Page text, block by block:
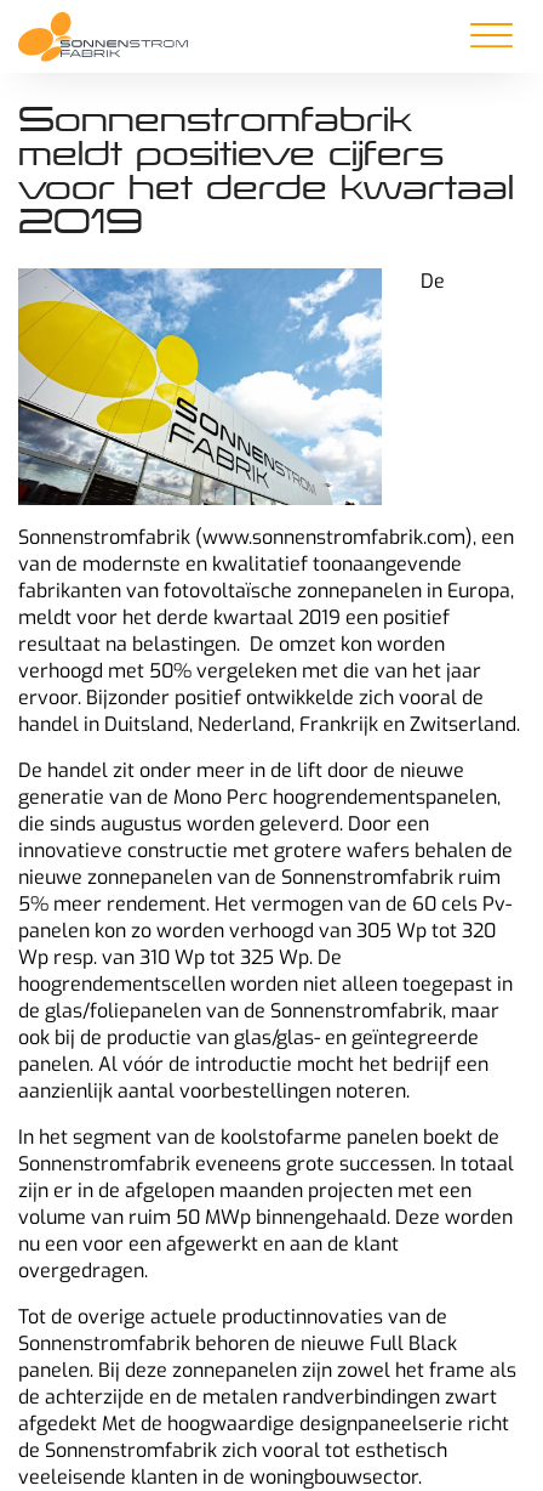
Sonnenstromfabrik
meldt positieve cijfers
voor het derde kwartaal
2019
De
Sonnenstromfabrik (www.sonnenstromfabrik.com), een
van de modernste en kwalitatief toonaangevende
fabrikanten van fotovoltaïsche zonnepanelen in Europa,
meldt voor het derde kwartaal 2019 een positief
resultaat na belastingen. De omzet kon worden
verhoogd met 50% vergeleken met die van het jaar
ervoor. Bijzonder positief ontwikkelde zich vooral de
handel in Duitsland, Nederland, Frankrijk en Zwitserland.
De handel zit onder meer in de lift door de nieuwe
generatie van de Mono Perc hoogrendementspanelen,
die sinds augustus worden geleverd. Door een
innovatieve constructie met grotere wafers behalen de
nieuwe zonnepanelen van de Sonnenstromfabrik ruim
5% meer rendement. Het vermogen van de 60 cels Pv-
panelen kon zo worden verhoogd van 305 Wp tot 320
Wp resp. van 310 Wp tot 325 Wp. De
hoogrendementscellen worden niet alleen toegepast in
de glas/foliepanelen van de Sonnenstromfabrik, maar
ook bij de productie van glas/glas- en geïntegreerde
panelen. Al vóór de introductie mocht het bedrijf een
aanzienlijk aantal voorbestellingen noteren.
In het segment van de koolstofarme panelen boekt de
Sonnenstromfabrik eveneens grote successen. In totaal
zijn er in de afgelopen maanden projecten met een
volume van ruim 50 MWp binnengehaald. Deze worden
nu een voor een afgewerkt en aan de klant
overgedragen.
Tot de overige actuele productinnovaties van de
Sonnenstromfabrik behoren de nieuwe Full Black
panelen. Bij deze zonnepanelen zijn zowel het frame als
de achterzijde en de metalen randverbindingen zwart
afgedekt Met de hoogwaardige designpaneelserie richt
de Sonnenstromfabrik zich vooral tot esthetisch
veeleisende klanten in de woningbouwsector.